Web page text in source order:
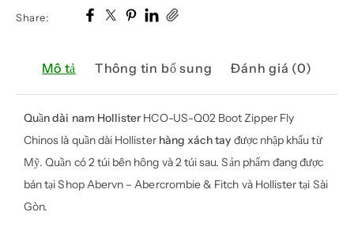
Share:
Mô tả Thông tin bổ sung Đánh giá (0)
Quần dài nam Hollister HCO-US-Q02 Boot Zipper Fly
Chinos là quần dài Hollister hàng xách tay được nhập khẩu từ
Mỹ. Quần có 2 túi bên hông và 2 túi sau. Sản phẩm đang được
bán tại Shop Abervn –Abercrombie & Fitch và Hollister tại Sài
Gòn.